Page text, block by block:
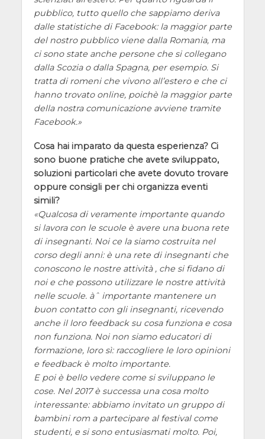
pubblico, tutto quello che sappiamo deriva
dalle statistiche di Facebook: la maggior parte
del nostro pubblico viene dalla Romania, ma
ci sono state anche persone che si collegano
dalla Scozia o dalla Spagna, per esempio. Si
tratta di romeni che vivono all’estero e che ci
hanno trovato online, poichè la maggior parte
della nostra comunicazione avviene tramite
Facebook.
Cosa hai imparato da questa esperienza? Ci
sono buone pratiche che avete sviluppato,
soluzioni particolari che avete dovuto trovare
oppure consigli per chi organizza eventi
simili?
Qualcosa di veramente importante quando
si lavora con le scuole è avere una buona rete
di insegnanti. Noi ce la siamo costruita nel
corso degli anni: è una rete di insegnanti che
conoscono le nostre attività , che si fidano di
noi e che possono utilizzare le nostre attività
nelle scuole. àˆ importante mantenere un
buon contatto con gli insegnanti, ricevendo
anche il loro feedback su cosa funziona e cosa
non funziona. Noi non siamo educatori di
formazione, loro sì: raccogliere le loro opinioni
e feedback è molto importante.
E poi è bello vedere come si sviluppano le
cose. Nel 2017 è successa una cosa molto
interessante: abbiamo invitato un gruppo di
bambini rom a partecipare al festival come
studenti, e si sono entusiasmati molto. Poi,